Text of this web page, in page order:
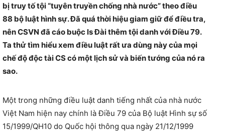
bị truy tố tội “tuyên truyền chống nhà nước” theo điều
88 bộ luật hình sự. Đã quá thời hiệu giam giữ để điều tra,
nên CSVN đã cáo buộc ls Đài thêm tội danh với Điều 79.
Ta thử tìm hiểu xem điều luật rất ưa dùng này của mọi
chế độ độc tài CS có một lịch sử và biến tướng của nó ra
sao.
Một trong những điều luật danh tiếng nhất của nhà nước
Việt Nam hiện nay chính là Điều 79 của Bộ luật Hình sự số
15/1999/QH10 do Quốc hội thông qua ngày 21/12/1999